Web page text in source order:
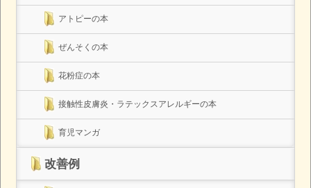
アトピーの本
ぜんそくの本
花粉症の本
接触性皮膚炎・ラテックスアレルギーの本
育児マンガ
改善例